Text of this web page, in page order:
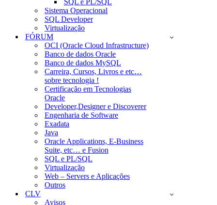
SQL e PL/SQL
Sistema Operacional
SQL Developer
Virtualização
FÓRUM
OCI (Oracle Cloud Infrastructure)
Banco de dados Oracle
Banco de dados MySQL
Carreira, Cursos, Livros e etc…
sobre tecnologia !
Certificação em Tecnologias
Oracle
Developer,Designer e Discoverer
Engenharia de Software
Exadata
Java
Oracle Applications, E-Business
Suite, etc… e Fusion
SQL e PL/SQL
Virtualização
Web – Servers e Aplicações
Outros
CLV
Avisos